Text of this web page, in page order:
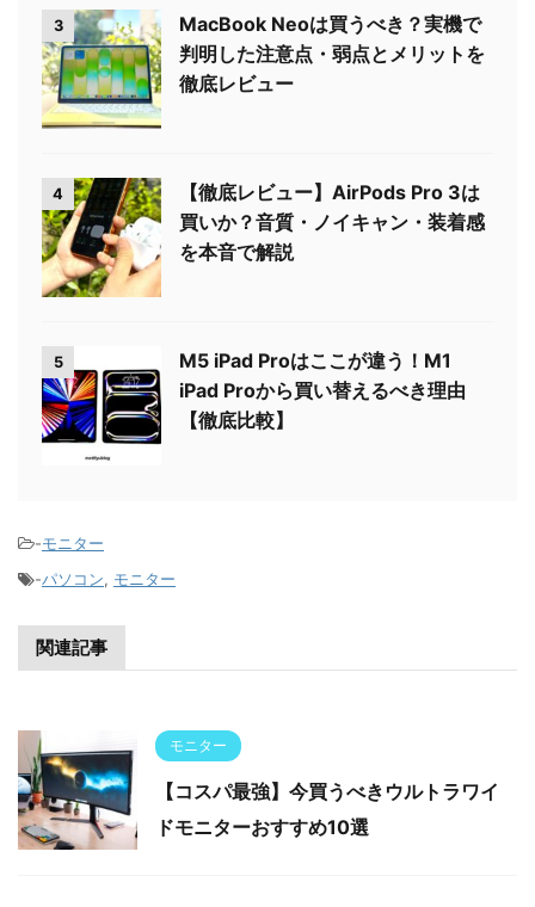
3
MacBook Neoは買うべき？実機で
判明した注意点・弱点とメリットを
徹底レビュー
4
【徹底レビュー】AirPods Pro 3は
買いか？音質・ノイキャン・装着感
を本音で解説
5
M5 iPad Proはここが違う！M1
iPad Proから買い替えるべき理由
【徹底比較】
-モニター
-パソコン, モニター
関連記事
モニター
【コスパ最強】今買うべきウルトラワイ
ドモニターおすすめ10選